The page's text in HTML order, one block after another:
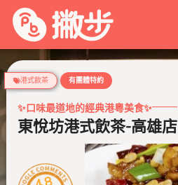
港式飲茶 有團體特約
✨口味最道地的經典港粵美食✨
東悅坊港式飲茶-高雄店